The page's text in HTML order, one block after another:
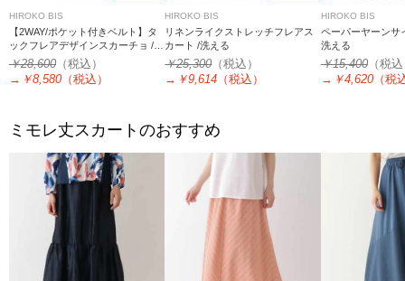
HIROKO BIS
【2WAY/ポケット付きベルト】タ
ックフレアデザインスカーチョ /洗
濯機で洗える
￥28,600 （税込）
→ ￥8,580 （税込）
HIROKO BIS
リネンライクストレッチフレアス
カート /洗える
￥25,300（税込）
→ ￥9,614 （税込）
HIROKO BIS
ペーパーヤーンサ
洗える
￥15,400（税
→ ￥4,620（税
ミモレ丈スカートのおすすめ